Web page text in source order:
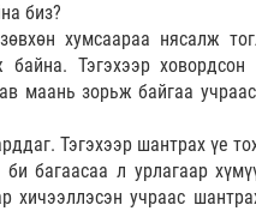
биз?
хумсаараа нясалж
Тэгэхээр ховордсон
маань зорьж байгаа
Тэгэхээр шантрах үе
багаасаа л урлагаар
хичээллэсэн учраас